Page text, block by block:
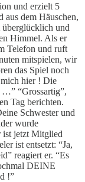
und erzielt 5
aus dem Häuschen,
und
Himmel. Als er
Telefon und ruft
mitspielen, wir
das Spiel noch
hier ! Die
…” “Grossartig”,
Tag berichten.
Schwester und
wurde
ist jetzt Mitglied
ist entsetzt: “Ja,
reagiert er. “Es
DEINE
!”